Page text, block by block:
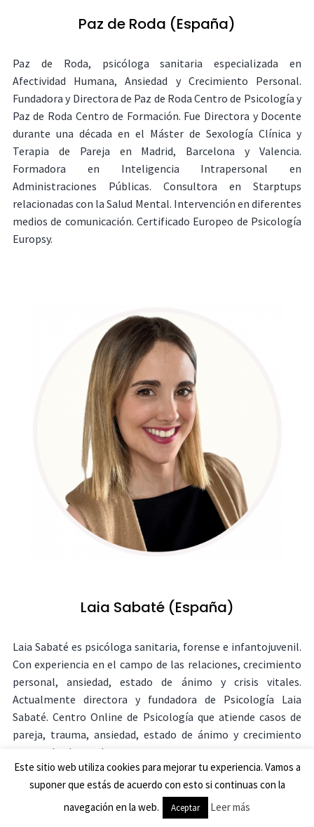
Paz de Roda (España)
Paz de Roda, psicóloga sanitaria especializada en
Afectividad Humana, Ansiedad y Crecimiento Personal.
Fundadora y Directora de Paz de Roda Centro de Psicología y
Paz de Roda Centro de Formación. Fue Directora y Docente
durante una década en el Máster de Sexología Clínica y
Terapia de Pareja en Madrid, Barcelona y Valencia.
Formadora en Inteligencia Intrapersonal en
Administraciones Públicas. Consultora en Starptups
relacionadas con la Salud Mental. Intervención en diferentes
medios de comunicación. Certificado Europeo de Psicología
Europsy.
Laia Sabaté (España)
Laia Sabaté es psicóloga sanitaria, forense e infantojuvenil.
Con experiencia en el campo de las relaciones, crecimiento
personal, ansiedad, estado de ánimo y crisis vitales.
Actualmente directora y fundadora de Psicología Laia
Sabaté. Centro Online de Psicología que atiende casos de
pareja, trauma, ansiedad, estado de ánimo y crecimiento
personal sobre todo.
Este sitio web utiliza cookies para mejorar tu experiencia. Vamos a
suponer que estás de acuerdo con esto si continuas con la
navegación en la web.
Aceptar Leer más